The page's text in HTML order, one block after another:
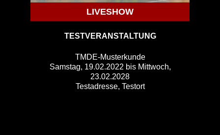
LIVESHOW
TESTVERANSTALTUNG
TMDE-Musterkunde
Samstag, 19.02.2022 bis Mittwoch,
23.02.2028
Testadresse, Testort